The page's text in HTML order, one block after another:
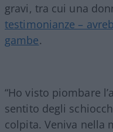
gravi, tra cui una
testimonianze –
gambe.
“Ho visto piombare
sentito degli
colpita. Veniva nella